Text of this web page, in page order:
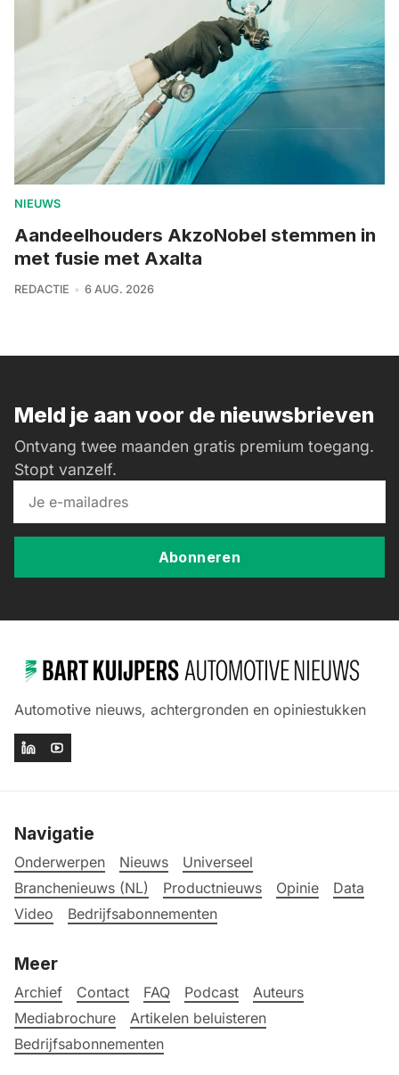
NIEUWS
Aandeelhouders AkzoNobel stemmen in
met fusie met Axalta
REDACTIE 6 AUG. 2026
Meld je aan voor de nieuwsbrieven
Ontvang twee maanden gratis premium toegang.
Stopt vanzelf.
Abonneren
Automotive nieuws, achtergronden en opiniestukken
Navigatie
Onderwerpen Nieuws
Universeel
Branchenieuws (NL)
Productnieuws Opinie
Data
Video
Bedrijfsabonnementen
Meer
Archief Contact FAQ Podcast
Auteurs
Mediabrochure
Artikelen beluisteren
Bedrijfsabonnementen